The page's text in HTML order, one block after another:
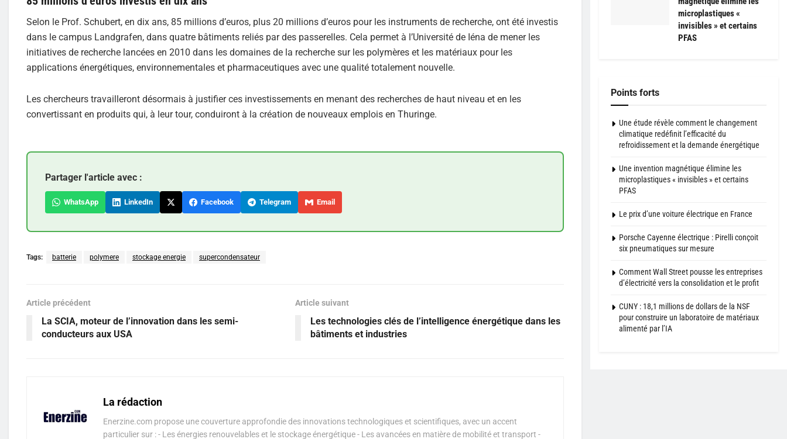
Selon le Prof. Schubert, en dix ans, 85 millions d’euros, plus 20 millions d’euros pour les instruments de recherche, ont été investis
dans le campus Landgrafen, dans quatre bâtiments reliés par des passerelles. Cela permet à l’Université de Iéna de mener les
initiatives de recherche lancées en 2010 dans les domaines de la recherche sur les polymères et les matériaux pour les
applications énergétiques, environnementales et pharmaceutiques avec une qualité totalement nouvelle.
Les chercheurs travailleront désormais à justifier ces investissements en menant des recherches de haut niveau et en les
convertissant en produits qui, à leur tour, conduiront à la création de nouveaux emplois en Thuringe.
Partager l'article avec :
WhatsApp LinkedIn Facebook Telegram Email
Tags: batterie polymere stockage energie supercondensateur
Article précédent
La SCIA, moteur de l’innovation dans les semi-
conducteurs aux USA
Article suivant
Les technologies clés de l’intelligence énergétique dans les
bâtiments et industries
La rédaction
Enerzine.com propose une couverture approfondie des innovations technologiques et scientifiques, avec un accent
particulier sur : - Les énergies renouvelables et le stockage énergétique - Les avancées en matière de mobilité et transport -
microplastiques «
invisibles » et certains
PFAS
Points forts
Une étude révèle comment le changement
climatique redéfinit l’efficacité du
refroidissement et la demande énergétique
Une invention magnétique élimine les
microplastiques « invisibles » et certains
PFAS
Le prix d’une voiture électrique en France
Porsche Cayenne électrique : Pirelli conçoit
six pneumatiques sur mesure
Comment Wall Street pousse les entreprises
d’électricité vers la consolidation et le profit
CUNY : 18,1 millions de dollars de la NSF
pour construire un laboratoire de matériaux
alimenté par l’IA